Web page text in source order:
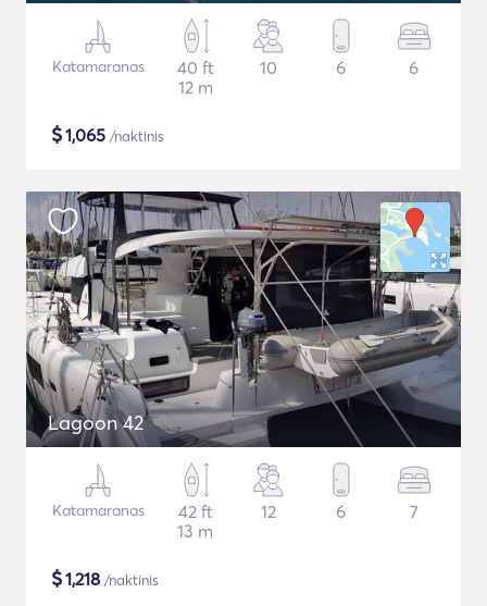
Katamaranas
40 ft
12 m
10 6 6
$1,065 /naktinis
Lagoon 42
Katamaranas
42 ft
13 m
12 6 7
$1,218 /naktinis